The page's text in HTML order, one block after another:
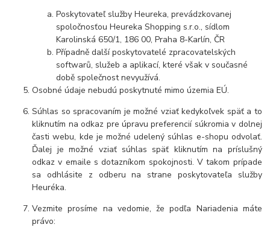
Poskytovateľ služby Heureka, prevádzkovanej
spoločnosťou Heureka Shopping s.r.o., sídlom
Karolinská 650/1, 186 00, Praha 8-Karlín, ČR
Případně další poskytovatelé zpracovatelských
softwarů, služeb a aplikací, které však v současné
době společnost nevyužívá.
Osobné údaje nebudú poskytnuté mimo územia EÚ.
Súhlas so spracovaním je možné vziať kedykoľvek späť a to
kliknutím na odkaz pre úpravu preferencií súkromia v dolnej
časti webu, kde je možné udelený súhlas e-shopu odvolať.
Ďalej je možné vziať súhlas späť kliknutím na príslušný
odkaz v emaile s dotazníkom spokojnosti. V takom prípade
sa odhlásite z odberu na strane poskytovateľa služby
Heuréka.
Vezmite prosíme na vedomie, že podľa Nariadenia máte
právo: